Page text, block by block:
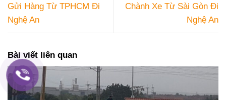
Gửi Hàng Từ TPHCM Đi
Nghệ An
Chành Xe Từ Sài Gòn Đi
Nghệ An
Bài viết liên quan